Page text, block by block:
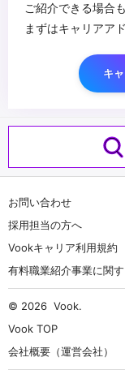
ご紹介できる場合
まずはキャリアア
キ
お問い合わせ
採用担当の方へ
Vookキャリア利用規約
有料職業紹介事業に関
© 2026 Vook.
Vook TOP
会社概要（運営会社）